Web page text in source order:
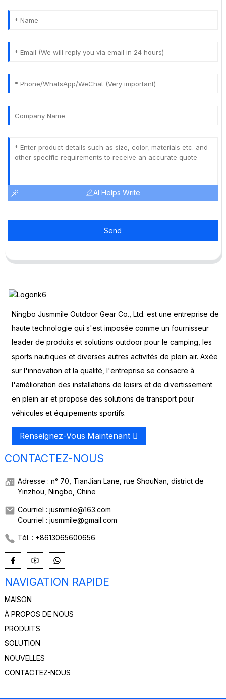
AI Helps Write
Send
Ningbo Jusmmile Outdoor Gear Co., Ltd. est une entreprise de
haute technologie qui s'est imposée comme un fournisseur
leader de produits et solutions outdoor pour le camping, les
sports nautiques et diverses autres activités de plein air. Axée
sur l'innovation et la qualité, l'entreprise se consacre à
l'amélioration des installations de loisirs et de divertissement
en plein air et propose des solutions de transport pour
véhicules et équipements sportifs.
Renseignez-Vous Maintenant
CONTACTEZ-NOUS
Adresse : n° 70, TianJian Lane, rue ShouNan, district de
Yinzhou, Ningbo, Chine
Courriel : jusmmile@163.com
Courriel : jusmmile@gmail.com
Tél. : +8613065600656
NAVIGATION RAPIDE
MAISON
À PROPOS DE NOUS
PRODUITS
SOLUTION
NOUVELLES
CONTACTEZ-NOUS